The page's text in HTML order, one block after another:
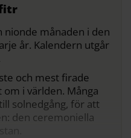
nionde månaden i den
år. Kalendern utgår
och mest firade
i världen. Många
solnedgång, för att
den ceremoniella